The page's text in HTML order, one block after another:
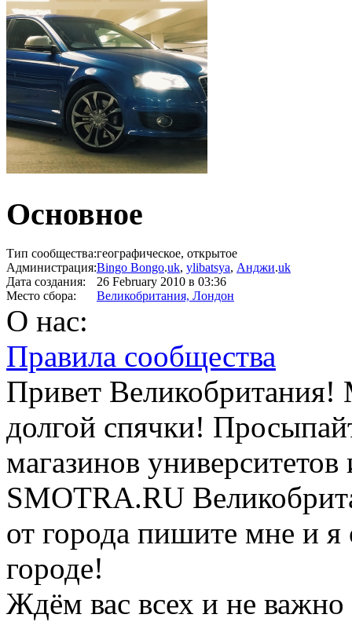
Основное
Тип сообщества:географическое, открытое
Администрация:Bingo Bongo.uk, ylibatsya, Анджи.uk
Дата создания:
26 February 2010 в 03:36
Место сбора:
Великобритания, Лондон
О нас:
Правила сообщества
Привет
долгой спячки!
магазинов
SMOTRA.RU
от города пишите мне и
городе!
Ждём вас всех и не